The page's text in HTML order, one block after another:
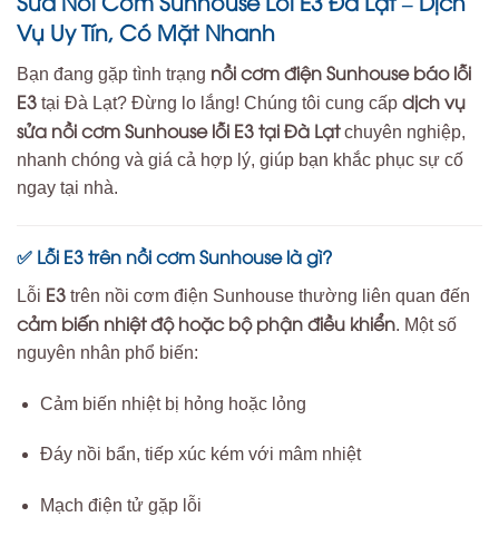
Vụ Uy Tín, Có Mặt Nhanh
Bạn đang gặp tình trạng nồi cơm điện Sunhouse báo lỗi
E3 tại Đà Lạt? Đừng lo lắng! Chúng tôi cung cấp dịch vụ
sửa nồi cơm Sunhouse lỗi E3 tại Đà Lạtchuyên nghiệp,
nhanh chóng và giá cả hợp lý, giúp bạn khắc phục sự cố
ngay tại nhà.
✅ Lỗi E3 trên nồi cơm Sunhouse là gì?
Lỗi E3 trên nồi cơm điện Sunhouse thường liên quan đến
cảm biến nhiệt độ hoặc bộ phận điều khiển. Một số
nguyên nhân phổ biến:
Cảm biến nhiệt bị hỏng hoặc lỏng
Đáy nồi bẩn, tiếp xúc kém với mâm nhiệt
Mạch điện tử gặp lỗi